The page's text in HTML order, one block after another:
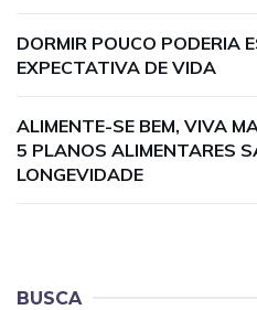
DORMIR POUCO PODERIA
EXPECTATIVA DE VIDA
ALIMENTE-SE BEM, VIVA
5 PLANOS ALIMENTARES
LONGEVIDADE
BUSCA